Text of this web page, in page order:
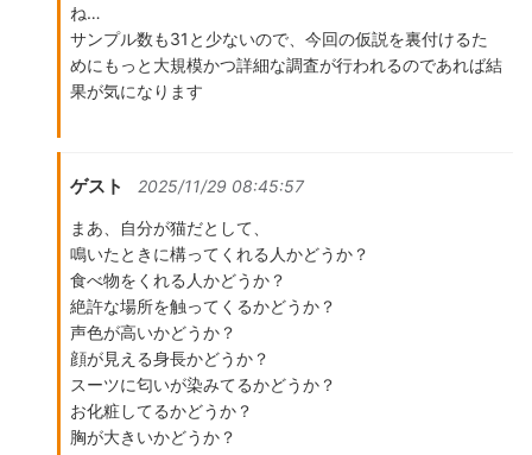
ね…
サンプル数も31と少ないので、今回の仮説を裏付けるた
めにもっと大規模かつ詳細な調査が行われるのであれば結
果が気になります
ゲスト 2025/11/29 08:45:57
まあ、自分が猫だとして、
鳴いたときに構ってくれる人かどうか？
食べ物をくれる人かどうか？
絶許な場所を触ってくるかどうか？
声色が高いかどうか？
顔が見える身長かどうか？
スーツに匂いが染みてるかどうか？
お化粧してるかどうか？
胸が大きいかどうか？